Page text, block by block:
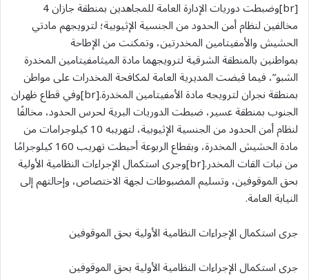
[br]وضبطت دوريات الإدارة العامة للمجاهدين بمنطقة جازان 4
مخالفين لنظام أمن الحدود من الجنسية الإثيوبية؛ لترويجهم مادتي
الحشيش والأمفيتامين المخدرتين، وتمكنت من الإطاحة
بمواطنين بالمنطقة الشرقية لترويجهما مادة الميثامفيتامين المخدرة
الشبو”، فيما قبضت المديرية العامة لمكافحة المخدرات على مواطن
بمنطقة نجران لترويجه مادة الأمفيتامين المخدرة.[br]وفي قطاع ظهران
الجنوب بمنطقة عسير، ضبطت الدوريات البرية لحرس الحدود، مخالفًا
لنظام أمن الحدود من الجنسية الإثيوبية، لتهريبه 10 كيلوجرامات من
مادة الحشيش المخدرة، وبقطاع الربوعة أحبطت تهريب 160 كيلوجرامًا
من نبات القات المخدر.[br]وجرى استكمال الإجراءات النظامية الأولية
بحق الموقوفين، وتسليم المضبوطات لجهة الاختصاص، وإحالتهم إلى
النيابة العامة.
جرى استكمال الإجراءات النظامية الأولية بحق الموقوفين
جرى استكمال الإجراءات النظامية الأولية بحق الموقوفين